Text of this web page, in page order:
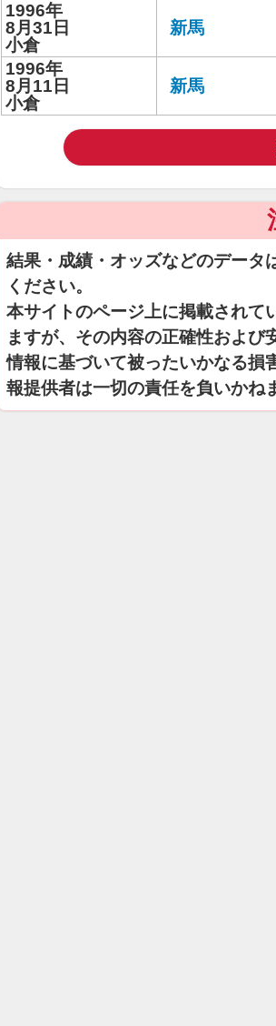
1996年
8月31日
小倉
新馬
1996年
8月11日
小倉
新馬
結果・成績・オッズなどのデータ
ください。
本サイトのページ上に掲載されて
ますが、その内容の正確性およ
情報に基づいて被ったいかなる損
報提供者は一切の責任を負いかね